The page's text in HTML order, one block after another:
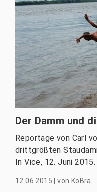
Der Damm und
Reportage von Carl
drittgrößten
In Vice, 12. Juni 2015.
12.06.2015 |von KoBra